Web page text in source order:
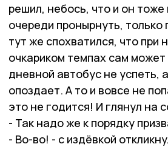
решил, небось, что и он тоже
очереди пронырнуть, только
тут же спохватился, что при
очкариком темпах сам может
дневной автобус не успеть,
опоздает. А то и вовсе не
это не годится! И глянул на
- Так надо же к порядку
- Во-во! - с издёвкой